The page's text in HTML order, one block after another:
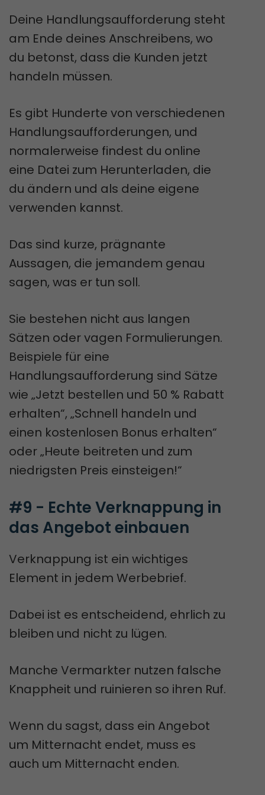
Deine Handlungsaufforderung steht
am Ende deines Anschreibens, wo
du betonst, dass die Kunden jetzt
handeln müssen.
Es gibt Hunderte von verschiedenen
Handlungsaufforderungen, und
normalerweise findest du online
eine Datei zum Herunterladen, die
du ändern und als deine eigene
verwenden kannst.
Das sind kurze, prägnante
Aussagen, die jemandem genau
sagen, was er tun soll.
Sie bestehen nicht aus langen
Sätzen oder vagen Formulierungen.
Beispiele für eine
Handlungsaufforderung sind Sätze
wie „Jetzt bestellen und 50 % Rabatt
erhalten“, „Schnell handeln und
einen kostenlosen Bonus erhalten“
oder „Heute beitreten und zum
niedrigsten Preis einsteigen!“
#9 - Echte Verknappung in
das Angebot einbauen
Verknappung ist ein wichtiges
Element in jedem Werbebrief.
Dabei ist es entscheidend, ehrlich zu
bleiben und nicht zu lügen.
Manche Vermarkter nutzen falsche
Knappheit und ruinieren so ihren Ruf.
Wenn du sagst, dass ein Angebot
um Mitternacht endet, muss es
auch um Mitternacht enden.